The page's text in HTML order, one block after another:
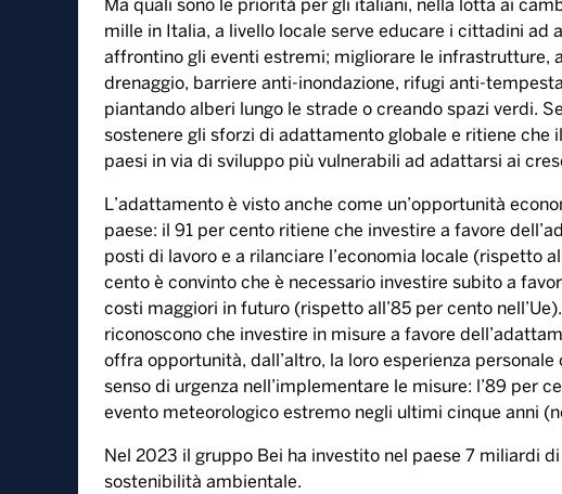
evacuazioni e costretto le autorità a dichiarare lo stato di
“La devastazione causata dagli eventi meteorologici
la maggioranza degli italiani riconosce l’urgenza di
climatici. In Sicilia, per esempio,
una siccità senza precedenti ha messo milioni di
affermato Gelsomina
Vigliotti, vicepresidente della Bei. “La Banca europea
l’Italia, finanziando progetti che non solo proteggono le
rafforzano le economie locali. Investendo oggi in
di consulenza gratuita alle amministrazioni pubbliche,
prospero per il Paese.”
Ma quali sono le priorità per gli italiani, nella lotta ai
mille in Italia, a livello locale serve educare i cittadini ad
affrontino gli eventi estremi; migliorare le infrastrutture,
drenaggio, barriere anti-inondazione, rifugi anti-
piantando alberi lungo le strade o creando spazi verdi.
paesi in via di sviluppo più vulnerabili ad adattarsi ai